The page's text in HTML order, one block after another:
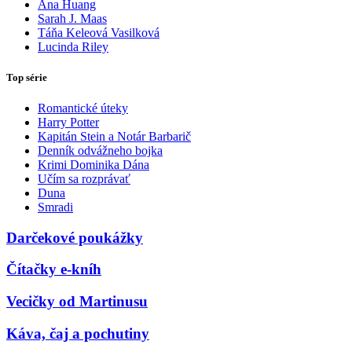
Ana Huang
Sarah J. Maas
Táňa Keleová Vasilková
Lucinda Riley
Top série
Romantické úteky
Harry Potter
Kapitán Stein a Notár Barbarič
Denník odvážneho bojka
Krimi Dominika Dána
Učím sa rozprávať
Duna
Smradi
Darčekové poukážky
Čítačky e-kníh
Vecičky od Martinusu
Káva, čaj a pochutiny